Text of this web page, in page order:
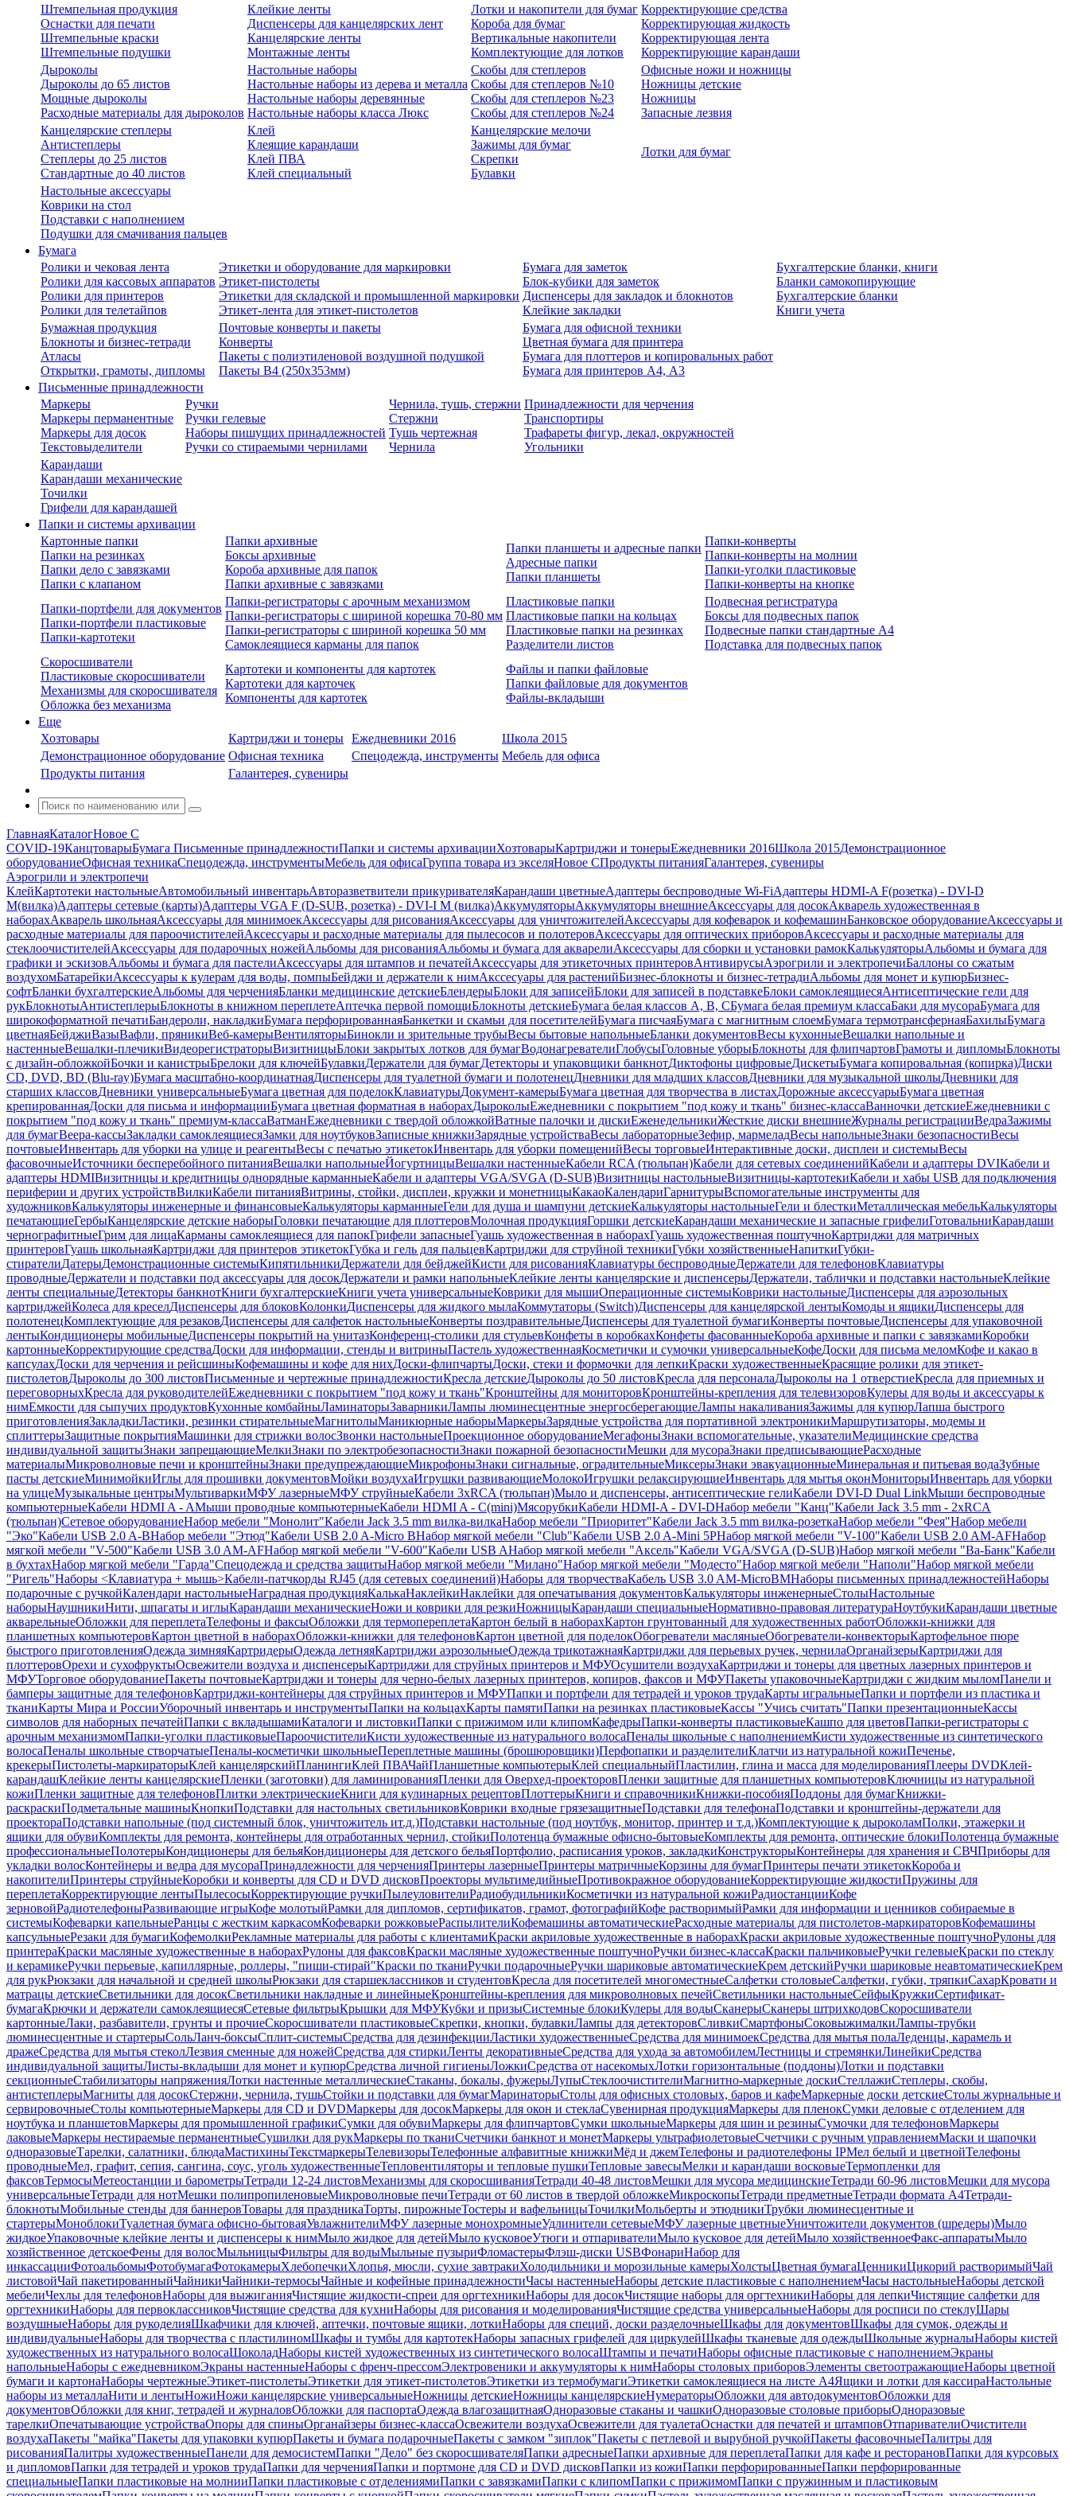
Штемпельная продукция
Оснастки для печати
Штемпельные краски
Штемпельные подушки
Клейкие ленты
Диспенсеры для канцелярских лент
Канцелярские ленты
Монтажные ленты
Лотки и накопители для бумаг
Короба для бумаг
Вертикальные накопители
Комплектующие для лотков
Корректирующие средства
Корректирующая жидкость
Корректирующая лента
Корректирующие карандаши
Дыроколы
Дыроколы до 65 листов
Мощные дыроколы
Расходные материалы для дыроколов
Настольные наборы
Настольные наборы из дерева и металла
Настольные наборы деревянные
Настольные наборы класса Люкс
Скобы для степлеров
Скобы для степлеров №10
Скобы для степлеров №23
Скобы для степлеров №24
Офисные ножи и ножницы
Ножницы детские
Ножницы
Запасные лезвия
Канцелярские степлеры
Антистеплеры
Степлеры до 25 листов
Стандартные до 40 листов
Клей
Клеящие карандаши
Клей ПВА
Клей специальный
Канцелярские мелочи
Зажимы для бумаг
Скрепки
Булавки
Лотки для бумаг
Настольные аксессуары
Коврики на стол
Подставки с наполнением
Подушки для смачивания пальцев
Бумага
Ролики и чековая лента
Ролики для кассовых аппаратов
Ролики для принтеров
Ролики для телетайпов
Этикетки и оборудование для маркировки
Этикет-пистолеты
Этикетки для складской и промышленной маркировки
Этикет-лента для этикет-пистолетов
Бумага для заметок
Блок-кубики для заметок
Диспенсеры для закладок и блокнотов
Клейкие закладки
Бухгалтерские бланки, книги
Бланки самокопирующие
Бухгалтерские бланки
Книги учета
Бумажная продукция
Блокноты и бизнес-тетради
Атласы
Открытки, грамоты, дипломы
Почтовые конверты и пакеты
Конверты
Пакеты с полиэтиленовой воздушной подушкой
Пакеты В4 (250х353мм)
Бумага для офисной техники
Цветная бумага для принтера
Бумага для плоттеров и копировальных работ
Бумага для принтеров А4, А3
Письменные принадлежности
Маркеры
Маркеры перманентные
Маркеры для досок
Текстовыделители
Ручки
Ручки гелевые
Наборы пишущих принадлежностей
Ручки со стираемыми чернилами
Чернила, тушь, стержни
Стержни
Тушь чертежная
Чернила
Принадлежности для черчения
Транспортиры
Трафареты фигур, лекал, окружностей
Угольники
Карандаши
Карандаши механические
Точилки
Грифели для карандашей
Папки и системы архивации
Картонные папки
Папки на резинках
Папки дело с завязками
Папки с клапаном
Папки архивные
Боксы архивные
Короба архивные для папок
Папки архивные с завязками
Папки планшеты и адресные папки
Адресные папки
Папки планшеты
Папки-конверты
Папки-конверты на молнии
Папки-уголки пластиковые
Папки-конверты на кнопке
Папки-портфели для документов
Папки-портфели пластиковые
Папки-картотеки
Папки-регистраторы с арочным механизмом
Папки-регистраторы с шириной корешка 70-80 мм
Папки-регистраторы с шириной корешка 50 мм
Самоклеящиеся карманы для папок
Пластиковые папки
Пластиковые папки на кольцах
Пластиковые папки на резинках
Разделители листов
Подвесная регистратура
Боксы для подвесных папок
Подвесные папки стандартные А4
Подставка для подвесных папок
Скоросшиватели
Пластиковые скоросшиватели
Механизмы для скоросшивателя
Обложка без механизма
Картотеки и компоненты для картотек
Картотеки для карточек
Компоненты для картотек
Файлы и папки файловые
Папки файловые для документов
Файлы-вкладыши
Еще
Хозтовары
Картриджи и тонеры Ежедневники 2016
Школа 2015
Демонстрационное оборудование Офисная техника Спецодежда, инструменты Мебель для офиса
Продукты питания
Галантерея, сувениры
ГлавнаяКаталогНовое С
COVID-19КанцтоварыБумага Письменные принадлежностиПапки и системы архивацииХозтоварыКартриджи и тонерыЕжедневники 2016Школа 2015Демонстрационное
оборудованиеОфисная техникаСпецодежда, инструментыМебель для офисаГруппа товара из экселяНовое СПродукты питанияГалантерея, сувениры
Аэрогрили и электропечи
КлейКартотеки настольныеАвтомобильный инвентарьАвторазветвители прикуривателяКарандаши цветныеАдаптеры беспроводные Wi-FiАдаптеры HDMI-A F(розетка) - DVI-D
M(вилка)Адаптеры сетевые (карты)Адаптеры VGA F (D-SUB, розетка) - DVI-I M (вилка)АккумуляторыАккумуляторы внешниеАксессуары для досокАкварель художественная в
наборахАкварель школьнаяАксессуары для минимоекАксессуары для рисованияАксессуары для уничтожителейАксессуары для кофеварок и кофемашинБанковское оборудованиеАксессуары и
расходные материалы для пароочистителейАксессуары и расходные материалы для пылесосов и полотеровАксессуары для оптических приборовАксессуары и расходные материалы для
стеклоочистителейАксессуары для подарочных ножейАльбомы для рисованияАльбомы и бумага для акварелиАксессуары для сборки и установки рамокКалькуляторыАльбомы и бумага для
графики и эскизовАльбомы и бумага для пастелиАксессуары для штампов и печатейАксессуары для этикеточных принтеровАнтивирусыАэрогрили и электропечиБаллоны со сжатым
воздухомБатарейкиАксессуары к кулерам для воды, помпыБейджи и держатели к нимАкссесуары для растенийБизнес-блокноты и бизнес-тетрадиАльбомы для монет и купюрБизнес-
софтБланки бухгалтерскиеАльбомы для черченияБланки медицинские детскиеБлендерыБлоки для записейБлоки для записей в подставкеБлоки самоклеящиесяАнтисептические гели для
рукБлокнотыАнтистеплерыБлокноты в книжном переплетеАптечка первой помощиБлокноты детскиеБумага белая классов А, В, СБумага белая премиум классаБаки для мусораБумага для
широкоформатной печатиБандероли, накладкиБумага перфорированнаяБанкетки и скамьи для посетителейБумага писчаяБумага с магнитным слоемБумага термотрансфернаяБахилыБумага
цветнаяБейджиВазыВафли, пряникиВеб-камерыВентиляторыБинокли и зрительные трубыВесы бытовые напольныеБланки документовВесы кухонныеВешалки напольные и
настенныеВешалки-плечикиВидеорегистраторыВизитницыБлоки закрытых лотков для бумагВодонагревателиГлобусыГоловные уборыБлокноты для флипчартовГрамоты и дипломыБлокноты
с дизайн-обложкойБочки и канистрыБрелоки для ключейБулавкиДержатели для бумагДетекторы и упаковщики банкнотДиктофоны цифровыеДискетыБумага копировальная (копирка)Диски
CD, DVD, BD (Blu-ray)Бумага масштабно-координатнаяДиспенсеры для туалетной бумаги и полотенецДневники для младших классовДневники для музыкальной школыДневники для
старших классовДневники универсальныеБумага цветная для поделокКлавиатурыДокумент-камерыБумага цветная для творчества в листахДорожные аксессуарыБумага цветная
крепированнаяДоски для письма и информацииБумага цветная форматная в наборахДыроколыЕжедневники с покрытием "под кожу и ткань" бизнес-классаВанночки детскиеЕжедневники с
покрытием "под кожу и ткань" премиум-классаВатманЕжедневники с твердой обложкойВатные палочки и дискиЕженедельникиЖесткие диски внешниеЖурналы регистрацииВедраЗажимы
для бумагВеера-кассыЗакладки самоклеящиесяЗамки для ноутбуковЗаписные книжкиЗарядные устройстваВесы лабораторныеЗефир, мармеладВесы напольныеЗнаки безопасностиВесы
почтовыеИнвентарь для уборки на улице и реагентыВесы с печатью этикетокИнвентарь для уборки помещенийВесы торговыеИнтерактивные доски, дисплеи и системыВесы
фасовочныеИсточники бесперебойного питанияВешалки напольныеЙогуртницыВешалки настенныеКабели RCA (тюльпан)Кабели для сетевых соединенийКабели и адаптеры DVIКабели и
адаптеры HDMIВизитницы и кредитницы однорядные карманныеКабели и адаптеры VGA/SVGA (D-SUB)Визитницы настольныеВизитницы-картотекиКабели и хабы USB для подключения
периферии и других устройствВилкиКабели питанияВитрины, стойки, дисплеи, кружки и монетницыКакаоКалендариГарнитурыВспомогательные инструменты для
художниковКалькуляторы инженерные и финансовыеКалькуляторы карманныеГели для душа и шампуни детскиеКалькуляторы настольныеГели и блесткиМеталлическая мебельКалькуляторы
печатающиеГербыКанцелярские детские наборыГоловки печатающие для плоттеровМолочная продукцияГоршки детскиеКарандаши механические и запасные грифелиГотовальниКарандаши
чернографитныеГрим для лицаКарманы самоклеящиеся для папокГрифели запасныеГуашь художественная в наборахГуашь художественная поштучноКартриджи для матричных
принтеровГуашь школьнаяКартриджи для принтеров этикетокГубка и гель для пальцевКартриджи для струйной техникиГубки хозяйственныеНапиткиГубки-
стирателиДатерыДемонстрационные системыКипятильникиДержатели для бейджейКисти для рисованияКлавиатуры беспроводныеДержатели для телефоновКлавиатуры
проводныеДержатели и подставки под аксессуары для досокДержатели и рамки напольныеКлейкие ленты канцелярские и диспенсерыДержатели, таблички и подставки настольныеКлейкие
ленты специальныеДетекторы банкнотКниги бухгалтерскиеКниги учета универсальныеКоврики для мышиОперационные системыКоврики настольныеДиспенсеры для аэрозольных
картриджейКолеса для креселДиспенсеры для блоковКолонкиДиспенсеры для жидкого мылаКоммутаторы (Switch)Диспенсеры для канцелярской лентыКомоды и ящикиДиспенсеры для
полотенецКомплектующие для резаковДиспенсеры для салфеток настольныеКонверты поздравительныеДиспенсеры для туалетной бумагиКонверты почтовыеДиспенсеры для упаковочной
лентыКондиционеры мобильныеДиспенсеры покрытий на унитазКонференц-столики для стульевКонфеты в коробкахКонфеты фасованныеКороба архивные и папки с завязкамиКоробки
картонныеКорректирующие средстваДоски для информации, стенды и витриныПастель художественнаяКосметички и сумочки универсальныеКофеДоски для письма меломКофе и какао в
капсулахДоски для черчения и рейсшиныКофемашины и кофе для нихДоски-флипчартыДоски, стеки и формочки для лепкиКраски художественныеКрасящие ролики для этикет-
пистолетовДыроколы до 300 листовПисьменные и чертежные принадлежностиКресла детскиеДыроколы до 50 листовКресла для персоналаДыроколы на 1 отверстиеКресла для приемных и
переговорныхКресла для руководителейЕжедневники с покрытием "под кожу и ткань"Кронштейны для мониторовКронштейны-крепления для телевизоровКулеры для воды и аксессуары к
нимЕмкости для сыпучих продуктовКухонные комбайныЛаминаторыЗаварникиЛампы люминесцентные энергосберегающиеЛампы накаливанияЗажимы для купюрЛапша быстрого
приготовленияЗакладкиЛастики, резинки стирательныеМагнитолыМаникюрные наборыМаркерыЗарядные устройства для портативной электроникиМаршрутизаторы, модемы и
сплиттерыЗащитные покрытияМашинки для стрижки волосЗвонки настольныеПроекционное оборудованиеМегафоныЗнаки вспомогательные, указателиМедицинские средства
индивидуальной защитыЗнаки запрещающиеМелкиЗнаки по электробезопасностиЗнаки пожарной безопасностиМешки для мусораЗнаки предписывающиеРасходные
материалыМикроволновые печи и кронштейныЗнаки предупреждающиеМикрофоныЗнаки сигнальные, оградительныеМиксерыЗнаки эвакуационныеМинеральная и питьевая водаЗубные
пасты детскиеМинимойкиИглы для прошивки документовМойки воздухаИгрушки развивающиеМолокоИгрушки релаксирующиеИнвентарь для мытья оконМониторыИнвентарь для уборки
на улицеМузыкальные центрыМультиваркиМФУ лазерныеМФУ струйныеКабели 3xRCA (тюльпан)Мыло и диспенсеры, антисептические гелиКабели DVI-D Dual LinkМыши беспроводные
компьютерныеКабели HDMI A - AМыши проводные компьютерныеКабели HDMI A - C(mini)МясорубкиКабели HDMI-A - DVI-DНабор мебели "Канц"Кабели Jack 3.5 mm - 2xRCA
(тюльпан)Сетевое оборудованиеНабор мебели "Монолит"Кабели Jack 3.5 mm вилка-вилкаНабор мебели "Приоритет"Кабели Jack 3.5 mm вилка-розеткаНабор мебели "Фея"Набор мебели
"Эко"Кабели USB 2.0 A-BНабор мебели "Этюд"Кабели USB 2.0 A-Micro BНабор мягкой мебели "Club"Кабели USB 2.0 A-Mini 5PНабор мягкой мебели "V-100"Кабели USB 2.0 AM-AFНабор
мягкой мебели "V-500"Кабели USB 3.0 AM-AFНабор мягкой мебели "V-600"Кабели USB AНабор мягкой мебели "Аксель"Кабели VGA/SVGA (D-SUB)Набор мягкой мебели "Ва-Банк"Кабели
в бухтахНабор мягкой мебели "Гарда"Спецодежда и средства защитыНабор мягкой мебели "Милано"Набор мягкой мебели "Модесто"Набор мягкой мебели "Наполи"Набор мягкой мебели
"Ригель"Наборы <Клавиатура + мышь>Кабели-патчкорды RJ45 (для сетевых соединений)Наборы для творчестваКабель USB 3.0 AM-MicroBMНаборы письменных принадлежностейНаборы
подарочные с ручкойКалендари настольныеНаградная продукцияКалькаНаклейкиНаклейки для опечатывания документовКалькуляторы инженерныеСтолыНастольные
наборыНаушникиНити, шпагаты и иглыКарандаши механическиеНожи и коврики для резкиНожницыКарандаши специальныеНормативно-правовая литератураНоутбукиКарандаши цветные
акварельныеОбложки для переплетаТелефоны и факсыОбложки для термопереплетаКартон белый в наборахКартон грунтованный для художественных работОбложки-книжки для
планшетных компьютеровКартон цветной в наборахОбложки-книжки для телефоновКартон цветной для поделокОбогреватели масляныеОбогреватели-конвекторыКартофельное пюре
быстрого приготовленияОдежда зимняяКартридерыОдежда летняяКартриджи аэрозольныеОдежда трикотажнаяКартриджи для перьевых ручек, чернилаОрганайзерыКартриджи для
плоттеровОрехи и сухофруктыОсвежители воздуха и диспенсерыКартриджи для струйных принтеров и МФУОсушители воздухаКартриджи и тонеры для цветных лазерных принтеров и
МФУТорговое оборудованиеПакеты почтовыеКартриджи и тонеры для черно-белых лазерных принтеров, копиров, факсов и МФУПакеты упаковочныеКартриджи с жидким мыломПанели и
бамперы защитные для телефоновКартриджи-контейнеры для струйных принтеров и МФУПапки и портфели для тетрадей и уроков трудаКарты игральныеПапки и портфели из пластика и
тканиКарты Мира и РоссииУборочный инвентарь и инструментыПапки на кольцахКарты памятиПапки на резинках пластиковыеКассы "Учись считать"Папки презентационныеКассы
символов для наборных печатейПапки с вкладышамиКаталоги и листовкиПапки с прижимом или клипомКафедрыПапки-конверты пластиковыеКашпо для цветовПапки-регистраторы с
арочным механизмомПапки-уголки пластиковыеПароочистителиКисти художественные из натурального волосаПеналы школьные с наполнениемКисти художественные из синтетического
волосаПеналы школьные створчатыеПеналы-косметички школьныеПереплетные машины (брошюровщики)Перфопапки и разделителиКлатчи из натуральной кожиПеченье,
крекерыПистолеты-маркираторыКлей канцелярскийПланингиКлей ПВАЧайПланшетные компьютерыКлей специальныйПластилин, глина и масса для моделированияПлееры DVDКлей-
карандашКлейкие ленты канцелярскиеПленки (заготовки) для ламинированияПленки для Оверхед-проекторовПленки защитные для планшетных компьютеровКлючницы из натуральной
кожиПленки защитные для телефоновПлитки электрическиеКниги для кулинарных рецептовПлоттерыКниги и справочникиКнижки-пособияПоддоны для бумагКнижки-
раскраскиПодметальные машиныКнопкиПодставки для настольных светильниковКоврики входные грязезащитныеПодставки для телефонаПодставки и кронштейны-держатели для
проектораПодставки напольные (под системный блок, уничтожитель ит.д.)Подставки настольные (под ноутбук, монитор, принтер и т.д.)Комплектующие к дыроколамПолки, этажерки и
ящики для обувиКомплекты для ремонта, контейнеры для отработанных чернил, стойкиПолотенца бумажные офисно-бытовыеКомплекты для ремонта, оптические блокиПолотенца бумажные
профессиональныеПолотерыКондиционеры для бельяКондиционеры для детского бельяПортфолио, расписания уроков, закладкиКонструкторыКонтейнеры для хранения и СВЧПриборы для
укладки волосКонтейнеры и ведра для мусораПринадлежности для черченияПринтеры лазерныеПринтеры матричныеКорзины для бумагПринтеры печати этикетокКороба и
накопителиПринтеры струйныеКоробки и конверты для CD и DVD дисковПроекторы мультимедийныеПротивокражное оборудованиеКорректирующие жидкостиПружины для
переплетаКорректирующие лентыПылесосыКорректирующие ручкиПылеуловителиРадиобудильникиКосметички из натуральной кожиРадиостанцииКофе
зерновойРадиотелефоныРазвивающие игрыКофе молотыйРамки для дипломов, сертификатов, грамот, фотографийКофе растворимыйРамки для информации и ценников собираемые в
системыКофеварки капельныеРанцы с жестким каркасомКофеварки рожковыеРаспылителиКофемашины автоматическиеРасходные материалы для пистолетов-маркираторовКофемашины
капсульныеРезаки для бумагиКофемолкиРекламные материалы для работы с клиентамиКраски акриловые художественные в наборахКраски акриловые художественные поштучноРулоны для
принтераКраски масляные художественные в наборахРулоны для факсовКраски масляные художественные поштучноРучки бизнес-классаКраски пальчиковыеРучки гелевыеКраски по стеклу
и керамикеРучки перьевые, капиллярные, роллеры, "пиши-стирай"Краски по тканиРучки подарочныеРучки шариковые автоматическиеКрем детскийРучки шариковые неавтоматическиеКрем
для рукРюкзаки для начальной и средней школыРюкзаки для старшеклассников и студентовКресла для посетителей многоместныеСалфетки столовыеСалфетки, губки, тряпкиСахарКровати и
матрацы детскиеСветильники для досокСветильники накладные и линейныеКронштейны-крепления для микроволновых печейСветильники настольныеСейфыКружкиСертификат-
бумагаКрючки и держатели самоклеящиесяСетевые фильтрыКрышки для МФУКубки и призыСистемные блокиКулеры для водыСканерыСканеры штрихкодовСкоросшиватели
картонныеЛаки, разбавители, грунты и прочиеСкоросшиватели пластиковыеСкрепки, кнопки, булавкиЛампы для детекторовСливкиСмартфоныСоковыжималкиЛампы-трубки
люминесцентные и стартерыСольЛанч-боксыСплит-системыСредства для дезинфекцииЛастики художественныеСредства для минимоекСредства для мытья полаЛеденцы, карамель и
дражеСредства для мытья стеколЛезвия сменные для ножейСредства для стиркиЛенты декоративныеСредства для ухода за автомобилемЛестницы и стремянкиЛинейкиСредства
индивидуальной защитыЛисты-вкладыши для монет и купюрСредства личной гигиеныЛожкиСредства от насекомыхЛотки горизонтальные (поддоны)Лотки и подставки
секционныеСтабилизаторы напряженияЛотки настенные металлическиеСтаканы, бокалы, фужерыЛупыСтеклоочистителиМагнитно-маркерные доскиСтеллажиСтеплеры, скобы,
антистеплерыМагниты для досокСтержни, чернила, тушьСтойки и подставки для бумагМаринаторыСтолы для офисных столовых, баров и кафеМаркерные доски детскиеСтолы журнальные и
сервировочныеСтолы компьютерныеМаркеры для CD и DVDМаркеры для досокМаркеры для окон и стеклаСувенирная продукцияМаркеры для пленокСумки деловые с отделением для
ноутбука и планшетовМаркеры для промышленной графикиСумки для обувиМаркеры для флипчартовСумки школьныеМаркеры для шин и резиныСумочки для телефоновМаркеры
лаковыеМаркеры нестираемые перманентныеСушилки для рукМаркеры по тканиСчетчики банкнот и монетМаркеры ультрафиолетовыеСчетчики с ручным управлениемМаски и шапочки
одноразовыеТарелки, салатники, блюдаМастихиныТекстмаркерыТелевизорыТелефонные алфавитные книжкиМёд и джемТелефоны и радиотелефоны IPМел белый и цветнойТелефоны
проводныеМел, графит, сепия, сангина, соус, уголь художественныеТепловентиляторы и тепловые пушкиТепловые завесыМелки и карандаши восковыеТермопленки для
факсовТермосыМетеостанции и барометрыТетради 12-24 листовМеханизмы для скоросшиванияТетради 40-48 листовМешки для мусора медицинскиеТетради 60-96 листовМешки для мусора
универсальныеТетради для нотМешки полипропиленовыеМикроволновые печиТетради от 60 листов в твердой обложкеМикроскопыТетради предметныеТетради формата А4Тетради-
блокнотыМобильные стенды для баннеровТовары для праздникаТорты, пирожныеТостеры и вафельницыТочилкиМольберты и этюдникиТрубки люминесцентные и
стартерыМоноблокиТуалетная бумага офисно-бытоваяУвлажнителиМФУ лазерные монохромныеУдлинители сетевыеМФУ лазерные цветныеУничтожители документов (шредеры)Мыло
жидкоеУпаковочные клейкие ленты и диспенсеры к нимМыло жидкое для детейМыло кусковоеУтюги и отпаривателиМыло кусковое для детейМыло хозяйственноеФакс-аппаратыМыло
хозяйственное детскоеФены для волосМыльницыФильтры для водыМыльные пузыриФломастерыФлэш-диски USBФонариНабор для
инкассацииФотоальбомыФотобумагаФотокамерыХлебопечкиХлопья, мюсли, сухие завтракиХолодильники и морозильные камерыХолстыЦветная бумагаЦенникиЦикорий растворимыйЧай
листовойЧай пакетированныйЧайникиЧайники-термосыЧайные и кофейные принадлежностиЧасы настенныеНаборы детские пластиковые с наполнениемЧасы настольныеНаборы детской
мебелиЧехлы для телефоновНаборы для выжиганияЧистящие жидкости-спреи для оргтехникиНаборы для досокЧистящие наборы для оргтехникиНаборы для лепкиЧистящие салфетки для
оргтехникиНаборы для первоклассниковЧистящие средства для кухниНаборы для рисования и моделированияЧистящие средства универсальныеНаборы для росписи по стеклуШары
воздушныеНаборы для рукоделияШкафчики для ключей, аптечки, почтовые ящики, лоткиНаборы для специй, доски разделочныеШкафы для документовШкафы для сумок, одежды и
индивидуальныеНаборы для творчества с пластилиномШкафы и тумбы для картотекНаборы запасных грифелей для циркулейШкафы тканевые для одеждыШкольные журналыНаборы кистей
художественных из натурального волосаШоколадНаборы кистей художественных из синтетического волосаШтампы и печатиНаборы офисные пластиковые с наполнениемЭкраны
напольныеНаборы с ежедневникомЭкраны настенныеНаборы с френч-прессомЭлектровеники и аккумуляторы к нимНаборы столовых приборовЭлементы светоотражающиеНаборы цветной
бумаги и картонаНаборы чертежныеЭтикет-пистолетыЭтикетки для этикет-пистолетовЭтикетки из термобумагиЭтикетки самоклеящиеся на листе А4Ящики и лотки для кассираНастольные
наборы из металлаНити и лентыНожиНожи канцелярские универсальныеНожницы детскиеНожницы канцелярскиеНумераторыОбложки для автодокументовОбложки для
документовОбложки для книг, тетрадей и журналовОбложки для паспортаОдежда влагозащитнаяОдноразовые стаканы и чашкиОдноразовые столовые приборыОдноразовые
тарелкиОпечатывающие устройстваОпоры для спиныОрганайзеры бизнес-классаОсвежители воздухаОсвежители для туалетаОснастки для печатей и штамповОтпаривателиОчистители
воздухаПакеты "майка"Пакеты для упаковки купюрПакеты и бумага подарочныеПакеты с замком "зиплок"Пакеты с петлевой и вырубной ручкойПакеты фасовочныеПалитры для
рисованияПалитры художественныеПанели для демосистемПапки "Дело" без скоросшивателяПапки адресныеПапки архивные для переплетаПапки для кафе и ресторановПапки для курсовых
и дипломовПапки для тетрадей и уроков трудаПапки для черченияПапки и портмоне для CD и DVD дисковПапки из кожиПапки перфорированныеПапки перфорированные
специальныеПапки пластиковые на молнииПапки пластиковые с отделениямиПапки с завязкамиПапки с клипомПапки с прижимомПапки с пружинным и пластиковым